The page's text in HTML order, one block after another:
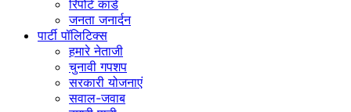
रिपोर्ट कार्ड
जनता जनार्दन
पार्टी पॉलिटिक्स
हमारे नेताजी
चुनावी गपशप
सरकारी योजनाएं
सवाल-जवाब